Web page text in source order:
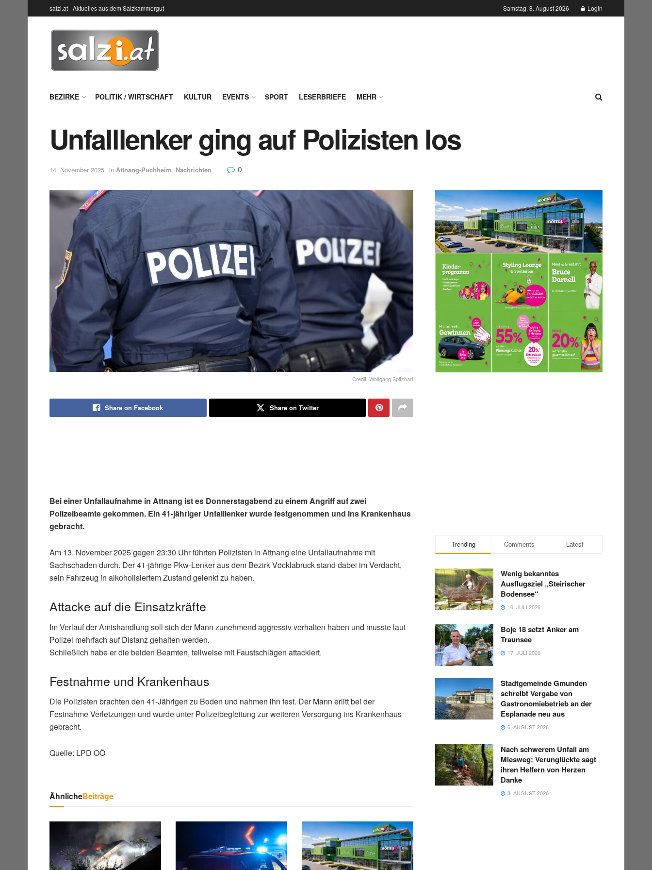
salzi.at - Aktuelles aus dem Salzkammergut Samstag, 8. August 2026 Login
BEZIRKE POLITIK / WIRTSCHAFT KULTUR EVENTS SPORT LESERBRIEFE MEHR
Unfalllenker ging auf Polizisten los
14. November 2025 in Attnang-Puchheim, Nachrichten 0
Credit: Wolfgang Spitzbart
Share on Facebook Share on Twitter
Bei einer Unfallaufnahme in Attnang ist es Donnerstagabend zu einem Angriff auf zwei
Polizeibeamte gekommen. Ein 41-jähriger Unfalllenker wurde festgenommen und ins Krankenhaus
gebracht.
Am 13. November 2025 gegen 23:30 Uhr führten Polizisten in Attnang eine Unfallaufnahme mit
Sachschaden durch. Der 41-jährige Pkw-Lenker aus dem Bezirk Vöcklabruck stand dabei im Verdacht,
sein Fahrzeug in alkoholisiertem Zustand gelenkt zu haben.
Attacke auf die Einsatzkräfte
Im Verlauf der Amtshandlung soll sich der Mann zunehmend aggressiv verhalten haben und musste laut
Polizei mehrfach auf Distanz gehalten werden.
Schließlich habe er die beiden Beamten, teilweise mit Faustschlägen attackiert.
Festnahme und Krankenhaus
Die Polizisten brachten den 41-Jährigen zu Boden und nahmen ihn fest. Der Mann erlitt bei der
Festnahme Verletzungen und wurde unter Polizeibegleitung zur weiteren Versorgung ins Krankenhaus
gebracht.
Quelle: LPD OÖ
ÄhnlicheBeiträge
Trending Comments Latest
Wenig bekanntes
Ausflugsziel „Steirischer
Bodensee“
16. JULI 2026
Boje 18 setzt Anker am
Traunsee
17. JULI 2026
Stadtgemeinde Gmunden
schreibt Vergabe von
Gastronomiebetrieb an der
Esplanade neu aus
6. AUGUST 2026
Nach schwerem Unfall am
Miesweg: Verunglückte sagt
ihren Helfern von Herzen
Danke
3. AUGUST 2026